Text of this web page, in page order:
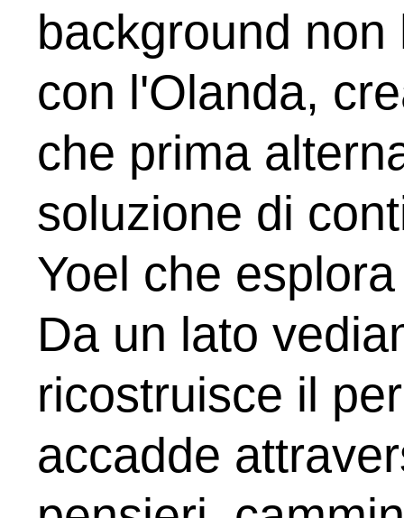
background
con l'Olanda,
che prima
soluzione di
Yoel che
Da un lato
ricostruisce il
accadde